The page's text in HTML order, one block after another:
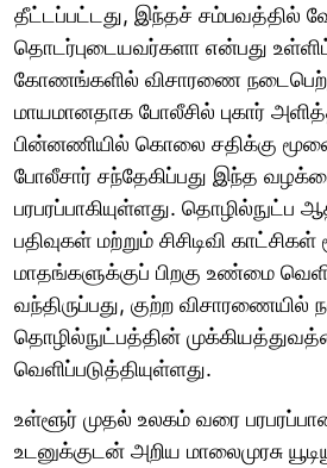
தீட்டப்பட்டது, இந்தச் சம்பவத்தில்
தொடர்புடையவர்களா என்பது
கோணங்களில் விசாரணை
மாயமானதாக போலீசில் புகார்
பின்னணியில் கொலை சதிக்கு
போலீசார் சந்தேகிப்பது இந்த
பரபரப்பாகியுள்ளது. தொழில்நுட்ப
பதிவுகள் மற்றும் சிசிடிவி
மாதங்களுக்குப் பிறகு உண்மை
வந்திருப்பது, குற்ற விசாரணையில்
தொழில்நுட்பத்தின்
வெளிப்படுத்தியுள்ளது.
உள்ளூர் முதல் உலகம் வரை
உடனுக்குடன் அறிய மாலைமுரசு